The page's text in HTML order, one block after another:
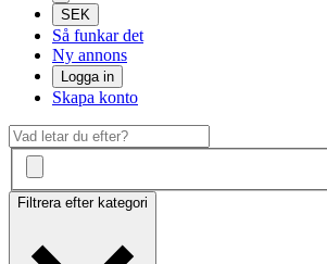
SEK
Så funkar det
Ny annons
Logga in
Skapa konto
Filtrera efter kategori